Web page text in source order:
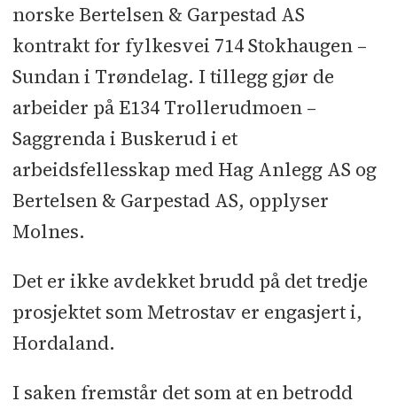
norske Bertelsen & Garpestad AS
kontrakt for fylkesvei 714 Stokhaugen –
Sundan i Trøndelag. I tillegg gjør de
arbeider på E134 Trollerudmoen –
Saggrenda i Buskerud i et
arbeidsfellesskap med Hag Anlegg AS og
Bertelsen & Garpestad AS, opplyser
Molnes.
Det er ikke avdekket brudd på det tredje
prosjektet som Metrostav er engasjert i,
Hordaland.
I saken fremstår det som at en betrodd